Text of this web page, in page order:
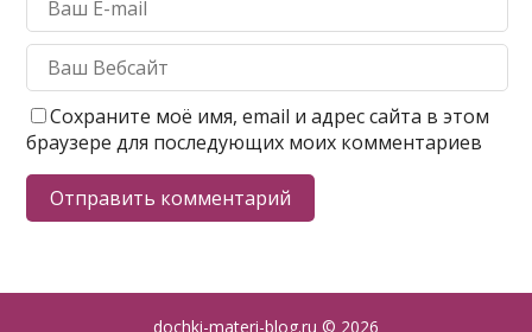
Сохраните моё имя, email и адрес сайта в этом
браузере для последующих моих комментариев
dochki-materi-blog.ru © 2026